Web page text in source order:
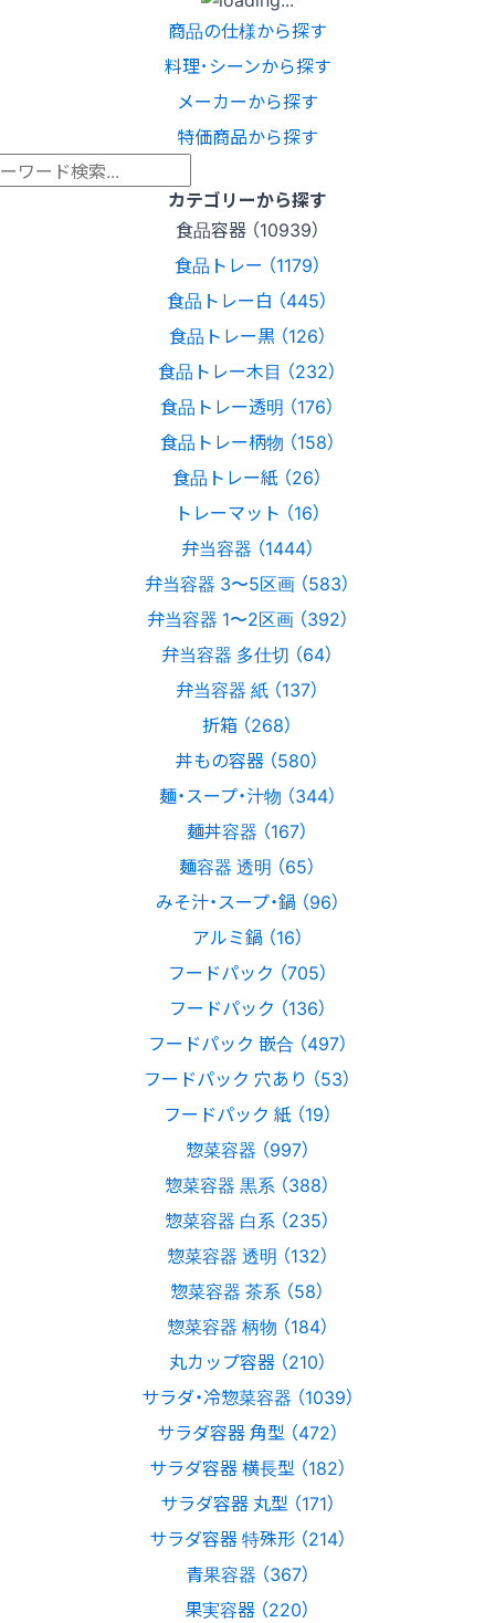
商品の仕様から探す
料理･シーンから探す
メーカーから探す
特価商品から探す
カテゴリーから探す
食品容器 （10939）
食品トレー （1179）
食品トレー白 （445）
食品トレー黒 （126）
食品トレー木目 （232）
食品トレー透明 （176）
食品トレー柄物 （158）
食品トレー紙 （26）
トレーマット （16）
弁当容器 （1444）
弁当容器 3〜5区画 （583）
弁当容器 1〜2区画 （392）
弁当容器 多仕切 （64）
弁当容器 紙 （137）
折箱 （268）
丼もの容器 （580）
麺・スープ・汁物 （344）
麺丼容器 （167）
麺容器 透明 （65）
みそ汁・スープ・鍋 （96）
アルミ鍋 （16）
フードパック （705）
フードパック （136）
フードパック 嵌合 （497）
フードパック 穴あり （53）
フードパック 紙 （19）
惣菜容器 （997）
惣菜容器 黒系 （388）
惣菜容器 白系 （235）
惣菜容器 透明 （132）
惣菜容器 茶系 （58）
惣菜容器 柄物 （184）
丸カップ容器 （210）
サラダ・冷惣菜容器 （1039）
サラダ容器 角型 （472）
サラダ容器 横長型 （182）
サラダ容器 丸型 （171）
サラダ容器 特殊形 （214）
青果容器 （367）
果実容器 （220）